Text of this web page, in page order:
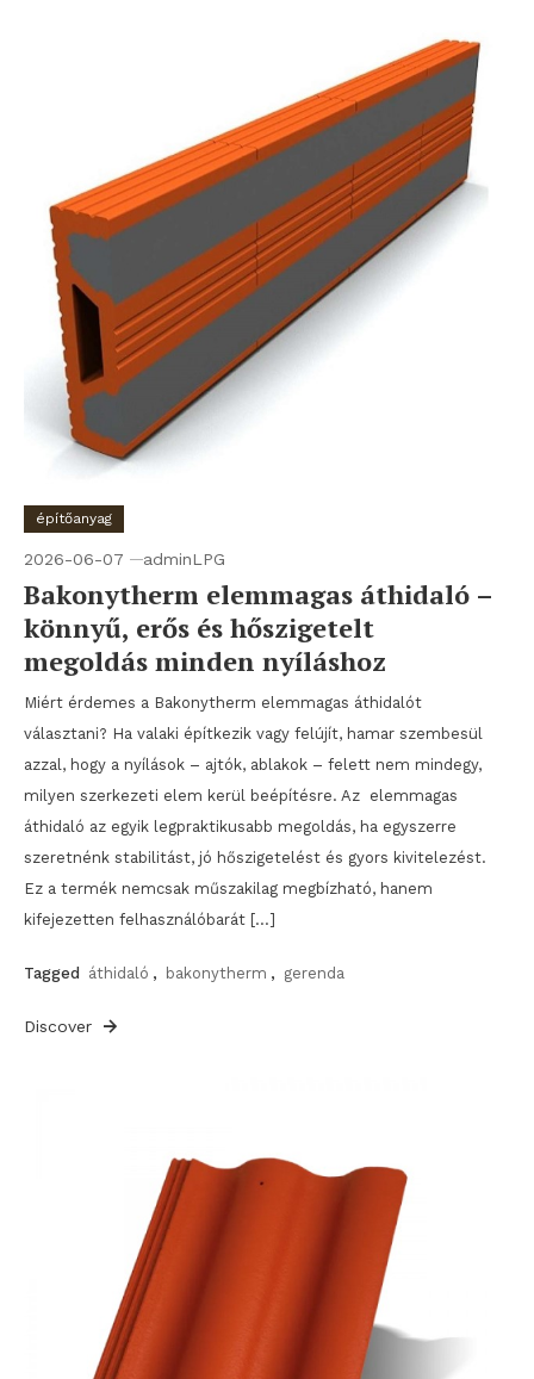
építőanyag
2026-06-07 adminLPG
Bakonytherm elemmagas áthidaló –
könnyű, erős és hőszigetelt
megoldás minden nyíláshoz
Miért érdemes a Bakonytherm elemmagas áthidalót
választani? Ha valaki építkezik vagy felújít, hamar szembesül
azzal, hogy a nyílások – ajtók, ablakok – felett nem mindegy,
milyen szerkezeti elem kerül beépítésre. Az elemmagas
áthidaló az egyik legpraktikusabb megoldás, ha egyszerre
szeretnénk stabilitást, jó hőszigetelést és gyors kivitelezést.
Ez a termék nemcsak műszakilag megbízható, hanem
kifejezetten felhasználóbarát […]
Tagged áthidaló , bakonytherm , gerenda
Discover